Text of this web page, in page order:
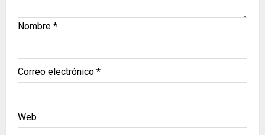
Nombre *
Correo electrónico *
Web